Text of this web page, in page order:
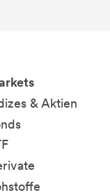
& Aktien